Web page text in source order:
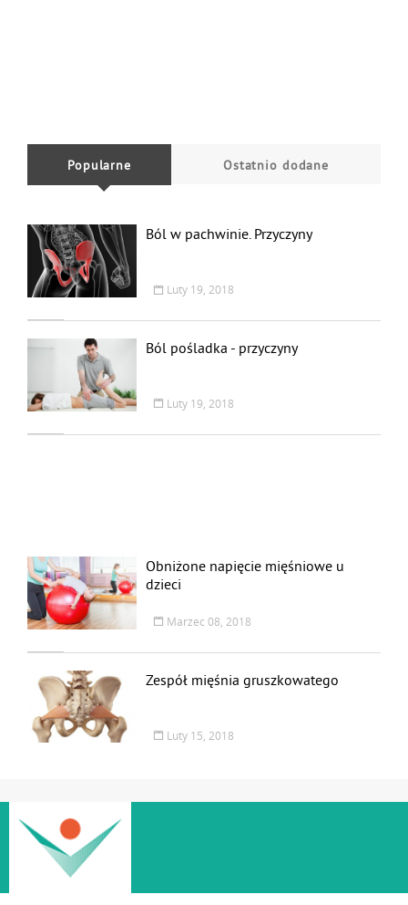
Popularne Ostatnio dodane
Ból w pachwinie. Przyczyny
Luty 19, 2018
Ból pośladka - przyczyny
Luty 19, 2018
Obniżone napięcie mięśniowe u
dzieci
Marzec 08, 2018
Zespół mięśnia gruszkowatego
Luty 15, 2018